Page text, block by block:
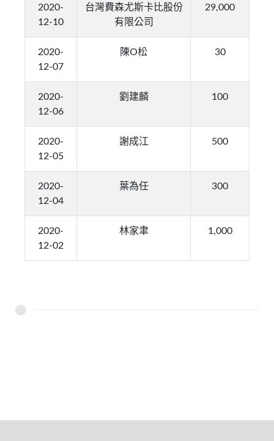
2020-
12-10
台灣費森尤斯卡比股份
有限公司
29,000
2020-
12-07
陳O松 30
2020-
12-06
劉建麟 100
2020-
12-05
謝成江 500
2020-
12-04
葉為任 300
2020-
12-02
林家聿 1,000